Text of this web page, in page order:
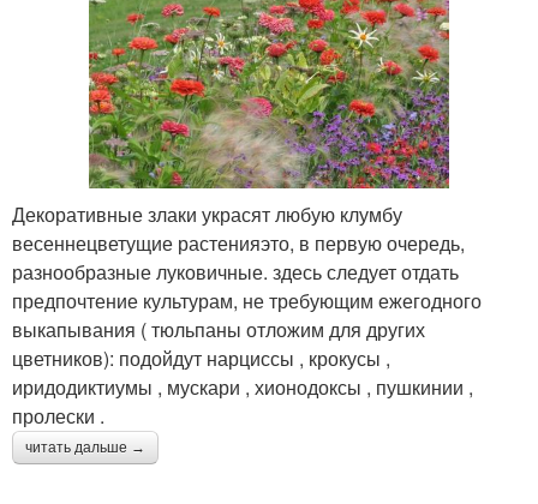
Декоративные злаки украсят любую клумбу
весеннецветущие растенияэто, в первую очередь,
разнообразные луковичные. здесь следует отдать
предпочтение культурам, не требующим ежегодного
выкапывания ( тюльпаны отложим для других
цветников): подойдут нарциссы , крокусы ,
иридодиктиумы , мускари , хионодоксы , пушкинии ,
пролески .
читать дальше →